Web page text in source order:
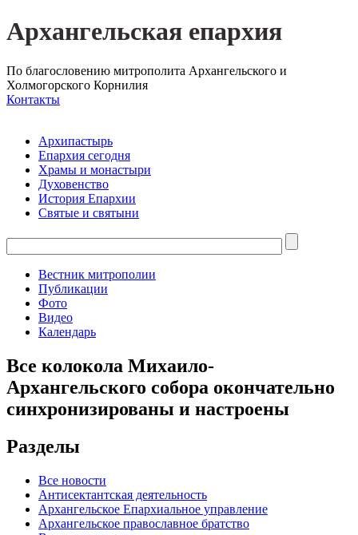
Архангельская епархия
По благословению митрополита Архангельского и
Холмогорского Корнилия
Контакты
Архипастырь
Епархия сегодня
Храмы и монастыри
Духовенство
История Епархии
Святые и святыни
Вестник митрополии
Публикации
Фото
Видео
Календарь
Все колокола Михаило-
Архангельского собора окончательно
синхронизированы и настроены
Разделы
Все новости
Антисектантская деятельность
Архангельское Епархиальное управление
Архангельское православное братство